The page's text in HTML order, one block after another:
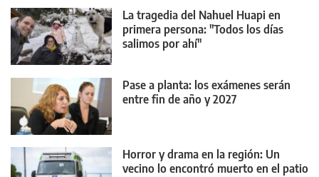
La tragedia del Nahuel Huapi en
primera persona: "Todos los días
salimos por ahí"
Pase a planta: los exámenes serán
entre fin de año y 2027
Horror y drama en la región: Un
vecino lo encontró muerto en el patio